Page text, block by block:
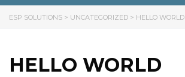
ESP SOLUTIONS > UNCATEGORIZED > HELLO WORLD
HELLO WORLD